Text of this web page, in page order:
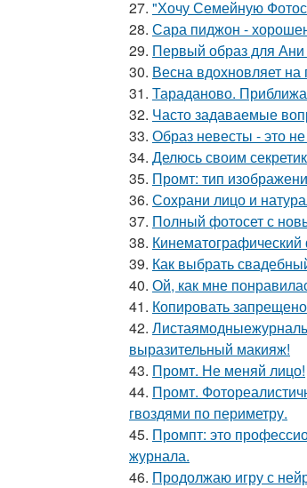
27. "Хочу Семейную
28. Сара пиджон -
29. Первый образ для
30. Весна вдохновляет
31. Тараданово.
32. Часто задаваемые
33. Образ невесты - это
34. Делюсь своим
35. Промт: тип
36. Сохрани лицо и
37. Полный фотосет с
38.
39. Как выбрать
40. Ой, как мне
41. Копировать
42.
выразительный макияж!
43. Промт. Не меняй лицо!
44. Промт.
гвоздями по периметру.
45. Промпт: это
журнала.
46. Продолжаю игру с